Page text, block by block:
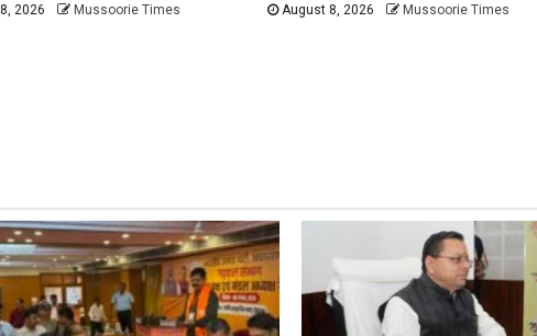
2026 Mussoorie Times August 8, 2026 Mussoorie Times